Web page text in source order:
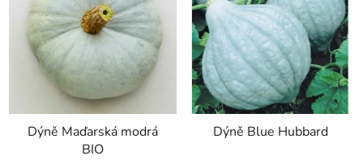
Dýně Maďarská modrá
BIO
Dýně Blue Hubbard